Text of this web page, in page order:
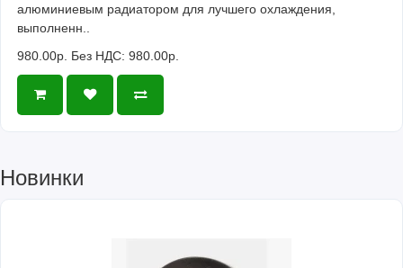
алюминиевым радиатором для лучшего охлаждения,
выполненн..
980.00р. Без НДС: 980.00р.
Новинки